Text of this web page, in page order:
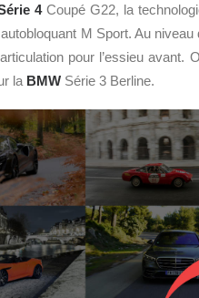
4Coupé G22, la
M Sport. Au
pour l’essieu avant.
la BMW Série 3 Berline.